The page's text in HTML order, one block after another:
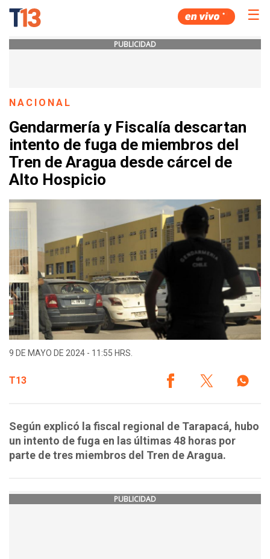
☰
PUBLICIDAD
NACIONAL
Gendarmería y Fiscalía descartan
intento de fuga de miembros del
Tren de Aragua desde cárcel de
Alto Hospicio
9 DE MAYO DE 2024 - 11:55 HRS.
T13
Según explicó la fiscal regional de Tarapacá, hubo
un intento de fuga en las últimas 48 horas por
parte de tres miembros del Tren de Aragua.
PUBLICIDAD